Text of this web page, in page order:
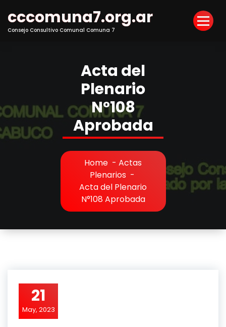
Content
cccomuna7.org.ar
Consejo Consultivo Comunal Comuna 7
Acta del
Plenario
N°108
Aprobada
Home - Actas
Plenarios -
Acta del Plenario
N°108 Aprobada
21
May, 2023